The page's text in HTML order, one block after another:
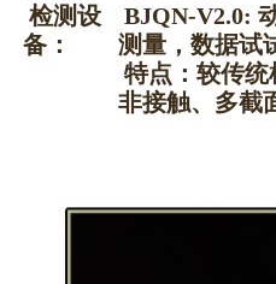
检测设
备：
BJQN-V2.0:
测量，数据试
特点：较传统
非接触、多截